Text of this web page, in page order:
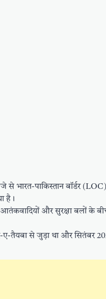
से भारत-पाकिस्तान बॉर्डर
है।
आतंकवादियों और सुरक्षा बलों के
तैयबा से जुड़ा था और सितंबर